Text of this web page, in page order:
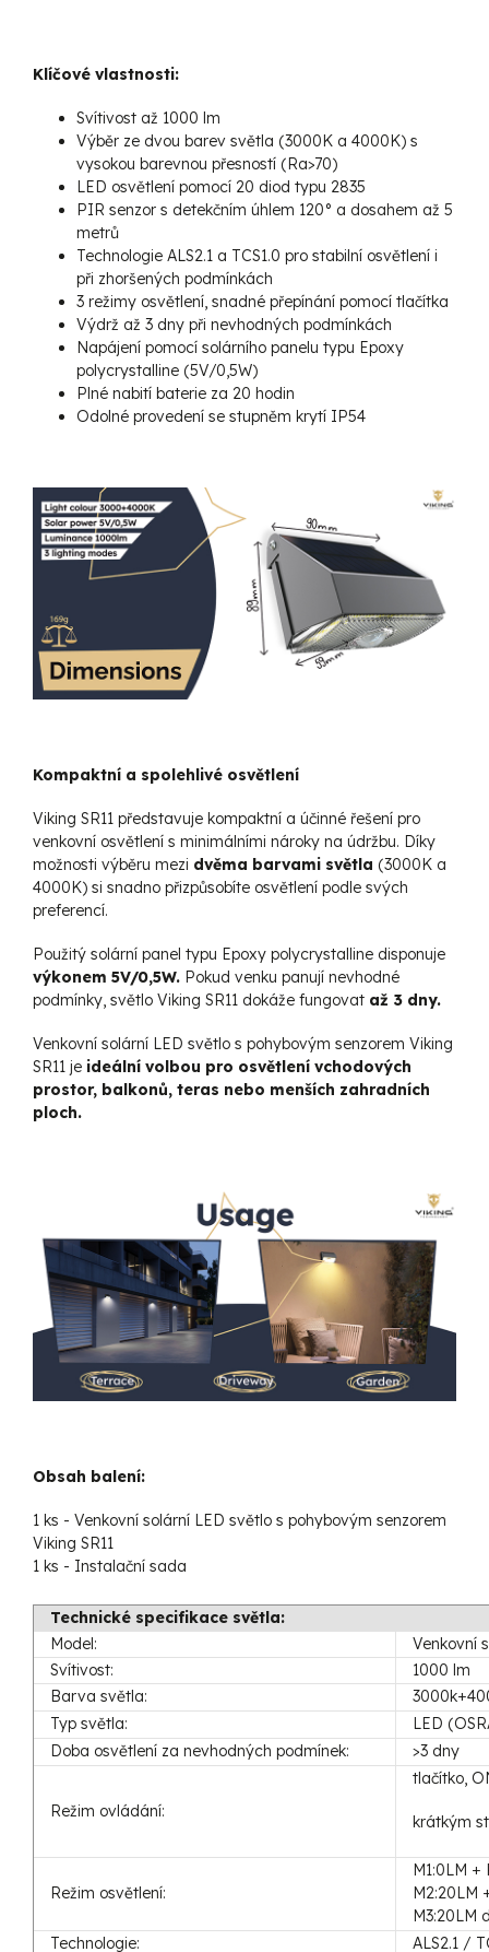
Klíčové vlastnosti:
Svítivost až 1000 lm
Výběr ze dvou barev světla (3000K a 4000K) s
vysokou barevnou přesností (Ra>70)
LED osvětlení pomocí 20 diod typu 2835
PIR senzor s detekčním úhlem 120° a dosahem až 5
metrů
Technologie ALS2.1 a TCS1.0 pro stabilní osvětlení i
při zhoršených podmínkách
3 režimy osvětlení, snadné přepínání pomocí tlačítka
Výdrž až 3 dny při nevhodných podmínkách
Napájení pomocí solárního panelu typu Epoxy
polycrystalline (5V/0,5W)
Plné nabití baterie za 20 hodin
Odolné provedení se stupněm krytí IP54
Kompaktní a spolehlivé osvětlení
Viking SR11 představuje kompaktní a účinné řešení pro
venkovní osvětlení s minimálními nároky na údržbu. Díky
možnosti výběru mezi dvěma barvami světla (3000K a
4000K) si snadno přizpůsobíte osvětlení podle svých
preferencí.
Použitý solární panel typu Epoxy polycrystalline disponuje
výkonem 5V/0,5W. Pokud venku panují nevhodné
podmínky, světlo Viking SR11 dokáže fungovat až 3 dny.
Venkovní solární LED světlo s pohybovým senzorem Viking
SR11 je ideální volbou pro osvětlení vchodových
prostor, balkonů, teras nebo menších zahradních
ploch.
Obsah balení:
1 ks - Venkovní solární LED světlo s pohybovým senzorem
Viking SR11
1 ks - Instalační sada
Technické specifikace světla:
Model:
Venkovní
Svítivost:
1000 lm
Barva světla:
Typ světla:
LED
Doba osvětlení za nevhodných podmínek:
>3 dny
Režim ovládání:
tlačítko,
krátkým
Režim osvětlení:
M1:0LM
M2:20LM
M3:20LM
Technologie:
ALS2.1 /